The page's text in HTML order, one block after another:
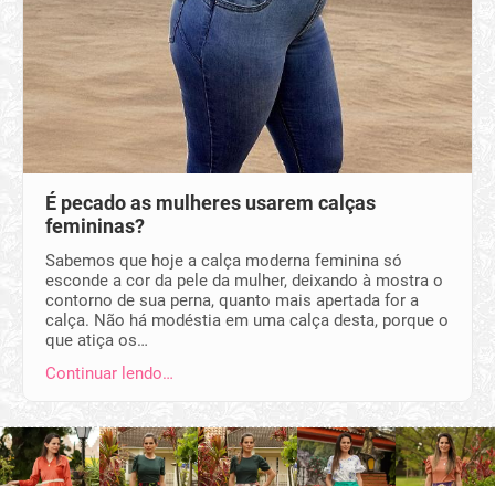
É pecado as mulheres usarem calças
femininas?
Sabemos que hoje a calça moderna feminina só
esconde a cor da pele da mulher, deixando à mostra o
contorno de sua perna, quanto mais apertada for a
calça. Não há modéstia em uma calça desta, porque o
que atiça os…
Continuar lendo…